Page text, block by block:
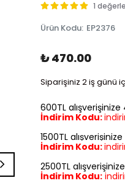
1
Ürün Kodu: EP2376
₺ 470.00
Siparişiniz 2 iş günü
600TL
İndirim Kodu:
1500TL
İndirim Kodu:
2500TL
İndirim Kodu: